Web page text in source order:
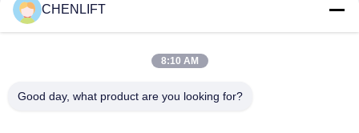
Rampe de quai mobile à grande capacité de chargement avec
stabilisateurs, niveleur de quai mobile
Rampe de quai portable pour chargement de conteneurs,
CHENLIFT
8:10 AM
Good day, what product are you looking for?